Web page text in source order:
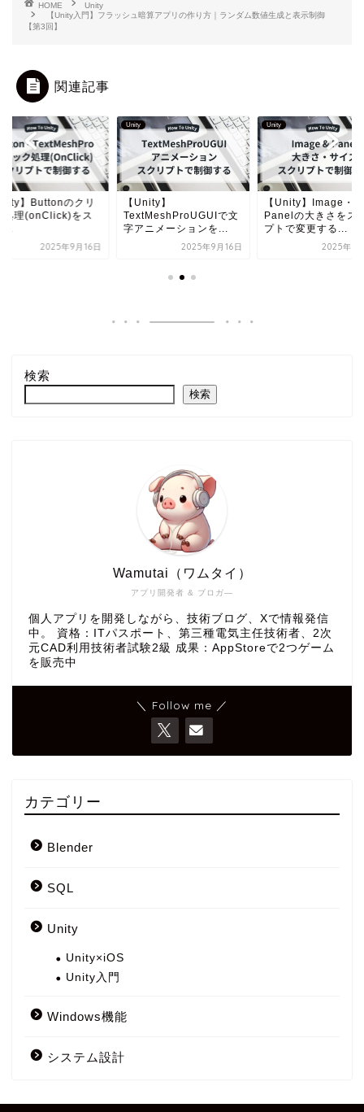
HOME
Unity
【Unity入門】フラッシュ暗算アプリの作り方｜ランダム数値生成と表示制御
【第3回】
関連記事
】Buttonのクリ
処理(onClick)をス
...
2025年9月16日
Unity
【Unity】
TextMeshProUGUIで文
字アニメーションを...
2025年9月16日
Unity
【Unity】Image・
Panelの大きさをス
プトで変更する...
2025年9
検索
検索
アプリ開発者 & ブロガ―
Wamutai（ワムタイ）
個人アプリを開発しながら、技術ブログ、Xで情報発信
中。 資格：ITパスポート、第三種電気主任技術者、2次
元CAD利用技術者試験2級 成果：AppStoreで2つゲーム
を販売中
＼ Follow me ／
カテゴリー
Blender
SQL
Unity
Unity×iOS
Unity入門
Windows機能
システム設計